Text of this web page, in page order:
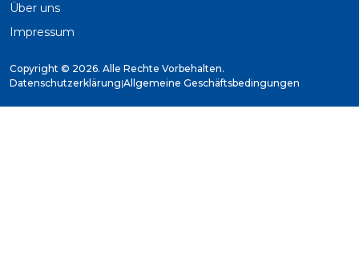
Über uns
Impressum
Copyright © 2026. Alle Rechte Vorbehalten.
Datenschutzerklärung|Allgemeine Geschäftsbedingungen